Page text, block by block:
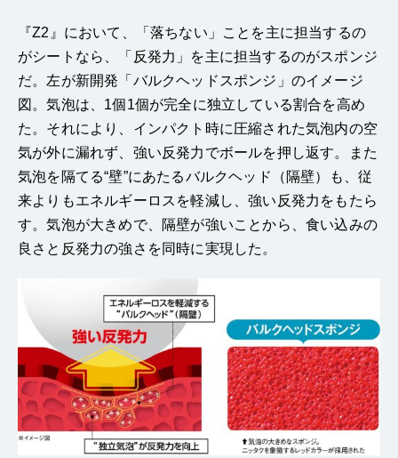
『Z2』において、「落ちない」ことを主に担当するの
がシートなら、「反発力」を主に担当するのがスポンジ
だ。左が新開発「バルクヘッドスポンジ」のイメージ
図。気泡は、1個1個が完全に独立している割合を高め
た。それにより、インパクト時に圧縮された気泡内の空
気が外に漏れず、強い反発力でボールを押し返す。また
気泡を隔てる“壁”にあたるバルクヘッド（隔壁）も、従
来よりもエネルギーロスを軽減し、強い反発力をもたら
す。気泡が大きめで、隔壁が強いことから、食い込みの
良さと反発力の強さを同時に実現した。